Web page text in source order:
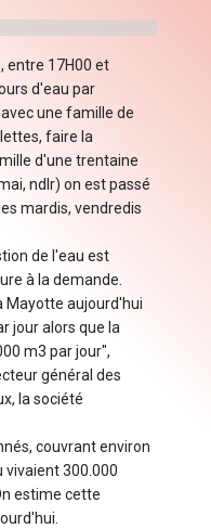
entre 17H00 et
d'eau par
une famille de
faire la
d'une trentaine
ndlr) on est passé
mardis, vendredis
de l'eau est
à la demande.
Mayotte aujourd'hui
jour alors que la
m3 par jour",
général des
la société
couvrant environ
vivaient 300.000
estime cette